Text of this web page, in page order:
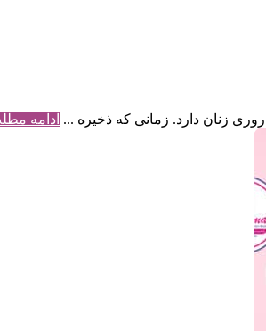
زنان دارد. زمانی که ذخیره ... ادامه